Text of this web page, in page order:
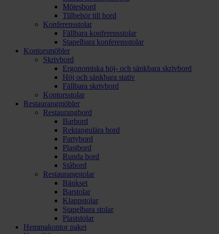
Mötesbord
Tillbehör till bord
Konferensstolar
Fällbara konferensstolar
Stapelbara konferensstolar
Kontorsmöbler
Skrivbord
Ergonomiska höj- och sänkbara skrivbord
Höj och sänkbara stativ
Fällbara skrivbord
Kontorsstolar
Restaurangmöbler
Restaurangbord
Barbord
Rektangulära bord
Partybord
Plastbord
Runda bord
Ståbord
Restaurangstolar
Bänkset
Barstolar
Klappstolar
Stapelbara stolar
Plaststolar
Hemmakontor paket